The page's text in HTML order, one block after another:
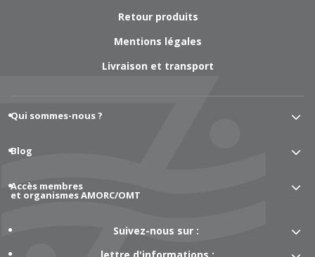
Retour produits
Mentions légales
Livraison et transport
Qui sommes-nous ?
Blog
Accès membres
et organismes AMORC/OMT
Suivez-nous sur :